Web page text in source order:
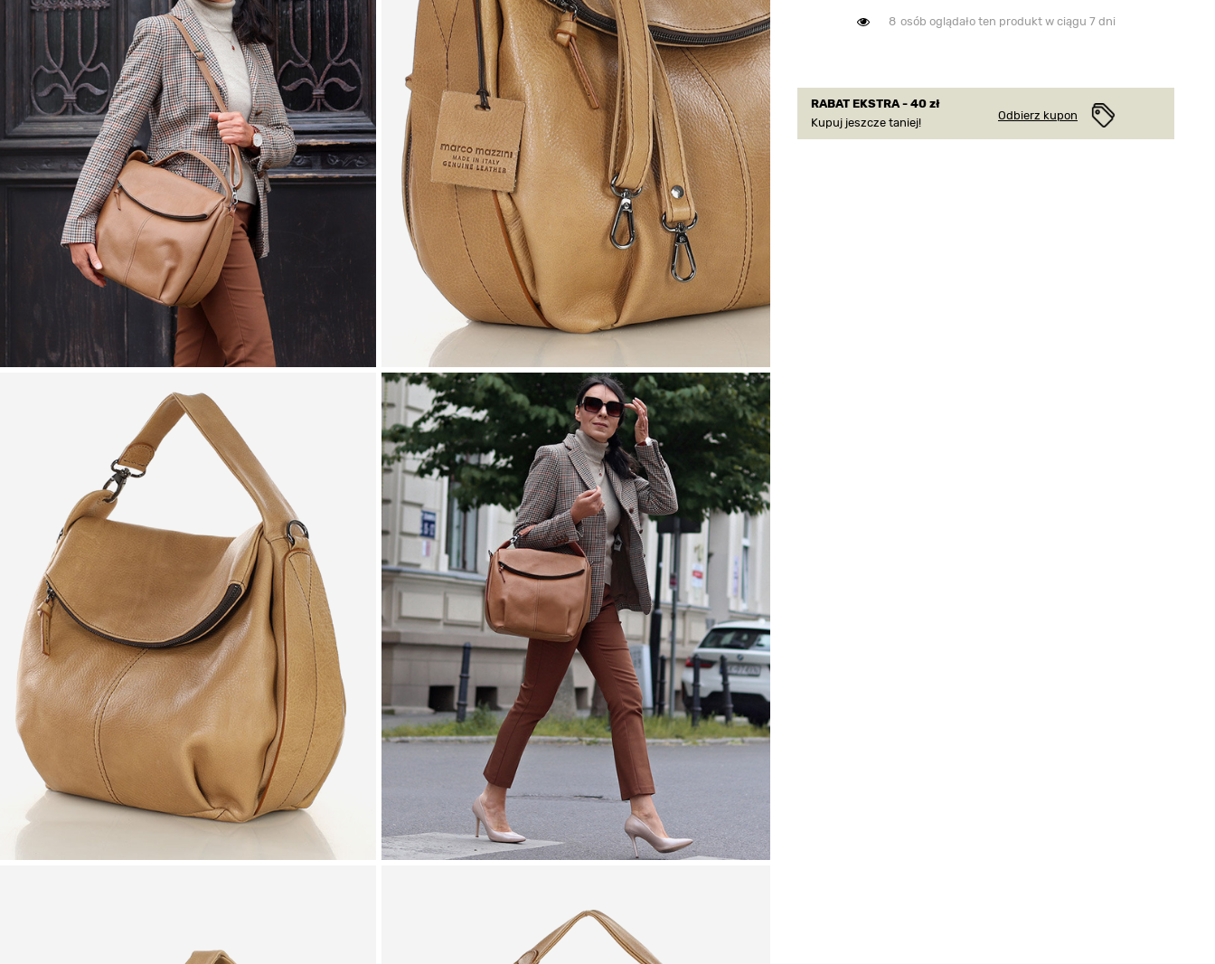
8 osób oglądało ten produkt w ciągu 7 dni
RABAT EKSTRA - 40 zł
Kupuj jeszcze taniej!
Odbierz kupon